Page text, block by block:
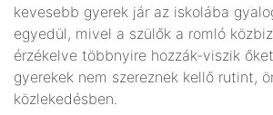
kevesebb gyerek jár az iskolába
egyedül, mivel a szülők a romló
érzékelve többnyire hozzák-viszik
gyerekek nem szereznek kellő rutint,
közlekedésben.